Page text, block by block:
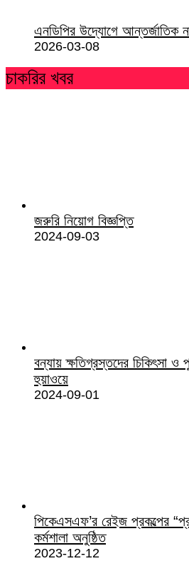
এনডিপির উদ্যোগে আন্তর্জাতিক
2026-03-08
চাকরির খবর
জরুরি নিয়োগ বিজ্ঞপ্তি
2024-09-03
বন্যায় ক্ষতিগ্রস্তদের চিকিৎসা ও
হুয়াওয়ে
2024-09-01
পিকেএসএফ’র রেইজ প্রকল্পের
কর্মশালা অনুষ্ঠিত
2023-12-12